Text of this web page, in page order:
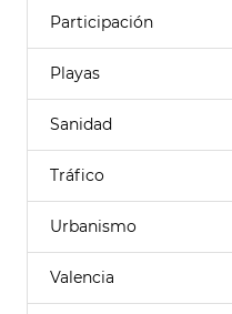
Participación
Playas
Sanidad
Tráfico
Urbanismo
Valencia